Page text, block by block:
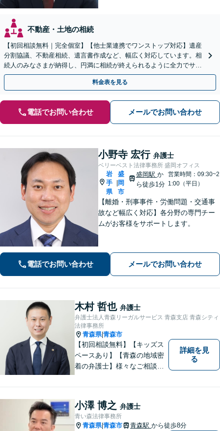
不動産・土地の相続
【初回相談無料｜完全個室】【他士業連携でワンストップ対応】遺産
分割協議、不動産相続、遺言書作成など、幅広く対応しています。相
続人のみなさまが納得し、円満に相続が終えられるように全力でサポ
ートいたします。ぜひご相談ください。【WEB面談可】
料金表を見る
電話でお問い合わせ メールでお問い合わせ
小野寺 宏行 弁護士
ベリーベスト法律事務所 盛岡オフィス
岩
手
県
盛
岡
市
盛岡駅 か
ら徒歩1分
営業時間：09:30~2
1:00（平日）
【離婚・刑事事件・労働問題・交通事
故など幅広く対応】各分野の専門チー
ムがお客様をサポートします。
電話でお問い合わせ メールでお問い合わせ
木村 哲也 弁護士
弁護士法人青森リーガルサービス 青森支店 青森シティ
法律事務所
青森県|青森市
【初回相談無料】【キッズス
ペースあり】【青森の地域密
着の弁護士】様々なご相談・
応いたします。
詳細を見
る
小澤 博之 弁護士
青い森法律事務所
青森県|青森市 青森駅 から徒歩8分